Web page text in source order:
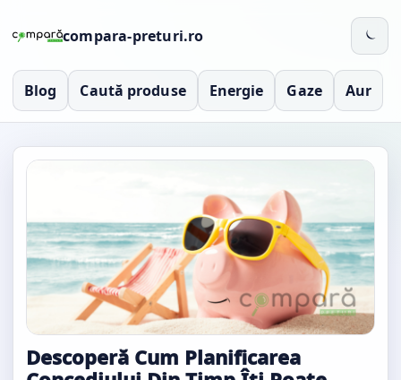
compara-preturi.ro
Blog Caută produse Energie Gaze Aur
Descoperă Cum Planificarea